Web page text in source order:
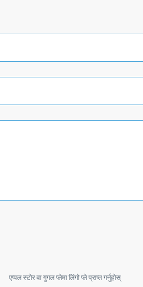
एप्पल स्टोर वा गुगल प्लेमा लिंगो प्ले प्राप्त गर्नुहोस्